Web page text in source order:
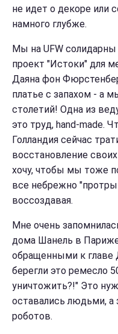
не идет о декоре или
намного глубже.
Мы на UFW
проект "Истоки" для
Даяна фон
платье с запахом - а
столетий! Одна из
это труд, hand-made.
Голландия сейчас
восстановление
хочу, чтобы мы тоже
все небрежно
воссоздавая.
Мне очень
дома Шанель в
обращенными к
берегли это ремесло
уничтожить?!" Это
оставались людьми, а
роботов.